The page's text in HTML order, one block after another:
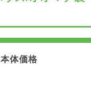
本体価格